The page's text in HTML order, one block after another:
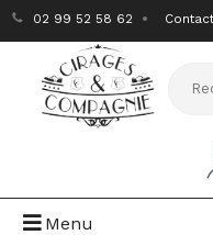
02 99 52 58 62 Contact
Menu